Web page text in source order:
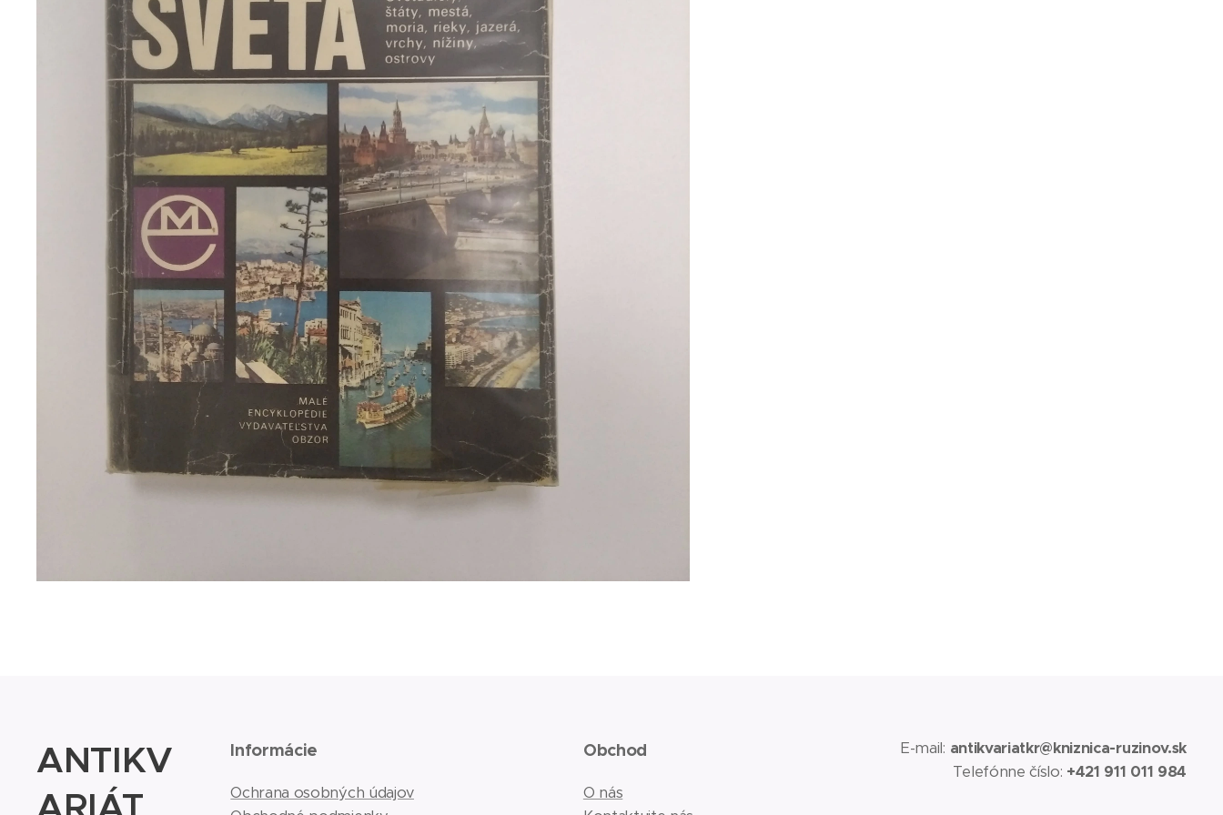
ANTIKV
ARIÁT
Informácie
Ochrana osobných údajov
Obchod
O nás
E-mail: antikvariatkr@kniznica-ruzinov.sk
Telefónne číslo: +421 911 011 984